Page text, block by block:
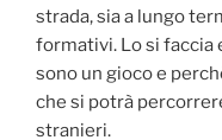
strada, sia a lungo
formativi. Lo si faccia
sono un gioco e
che si potrà
stranieri.